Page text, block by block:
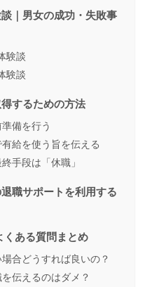
｜男女の成功・失敗事
験談
験談
するための方法
備を行う
給を使う旨を伝える
手段は「休職」
職サポートを利用する
くある質問まとめ
合どうすれば良いの？
伝えるのはダメ？